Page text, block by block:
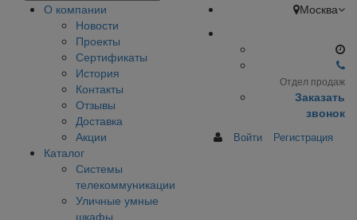
О компании
Новости
Проекты
Сертификаты
История
Контакты
Отзывы
Доставка
Акции
Каталог
Системы
телекоммуникации
Уличные умные
шкафы
Москва
Отдел продаж
Заказать
звонок
Войти Регистрация